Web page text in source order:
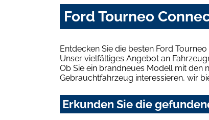
Ford Tourneo
Entdecken Sie die besten Ford
Unser vielfältiges Angebot an
Ob Sie ein brandneues Modell mit den
Gebrauchtfahrzeug interessieren, wir
Erkunden Sie die